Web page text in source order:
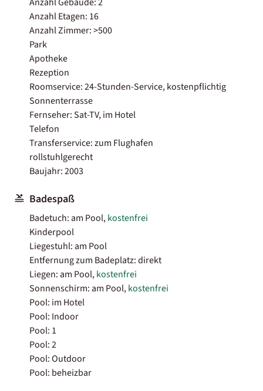
Anzahl Etagen: 16
Anzahl Zimmer: >500
Park
Apotheke
Rezeption
Roomservice: 24-Stunden-Service, kostenpflichtig
Sonnenterrasse
Fernseher: Sat-TV, im Hotel
Telefon
Transferservice: zum Flughafen
rollstuhlgerecht
Baujahr: 2003
Badespaß
Badetuch: am Pool,kostenfrei
Kinderpool
Liegestuhl: am Pool
Entfernung zum Badeplatz: direkt
Liegen: am Pool,kostenfrei
Sonnenschirm: am Pool,kostenfrei
Pool: im Hotel
Pool: Indoor
Pool: 1
Pool: 2
Pool: Outdoor
Pool: beheizbar